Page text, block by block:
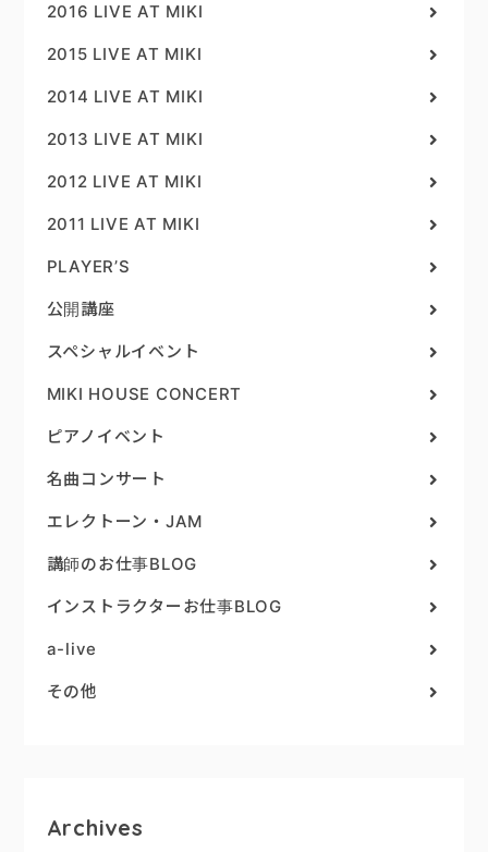
2016 LIVE AT MIKI
2015 LIVE AT MIKI
2014 LIVE AT MIKI
2013 LIVE AT MIKI
2012 LIVE AT MIKI
2011 LIVE AT MIKI
PLAYER’S
公開講座
スペシャルイベント
MIKI HOUSE CONCERT
ピアノイベント
名曲コンサート
エレクトーン・JAM
講師のお仕事BLOG
インストラクターお仕事BLOG
a-live
その他
Archives